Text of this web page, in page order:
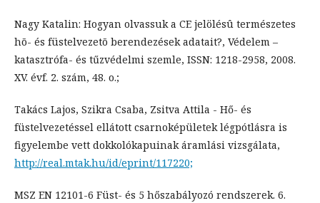
Nagy Katalin: Hogyan olvassuk a CE jelölésû természetes
hõ- és füstelvezetõ berendezések adatait?, Védelem –
katasztrófa- és tűzvédelmi szemle, ISSN: 1218-2958, 2008.
XV. évf. 2. szám, 48. o.;
Takács Lajos, Szikra Csaba, Zsitva Attila - Hő- és
füstelvezetéssel ellátott csarnoképületek légpótlásra is
figyelembe vett dokkolókapuinak áramlási vizsgálata,
http://real.mtak.hu/id/eprint/117220;
MSZ EN 12101-6 Füst- és 5 hőszabályozó rendszerek. 6.